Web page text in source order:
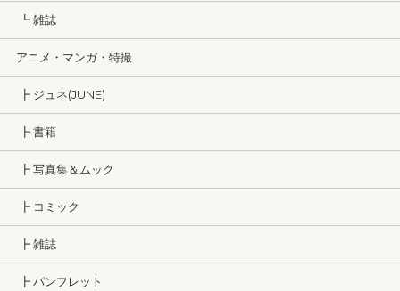
┗ 雑誌
アニメ・マンガ・特撮
┣ ジュネ(JUNE)
┣ 書籍
┣ 写真集＆ムック
┣ コミック
┣ 雑誌
┣ パンフレット